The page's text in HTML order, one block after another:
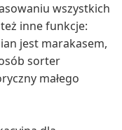
wszystkich
inne funkcje:
jest marakasem,
sorter
małego